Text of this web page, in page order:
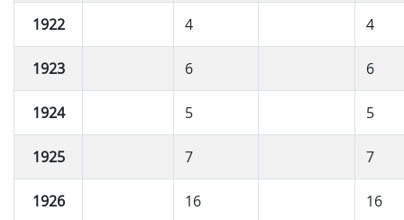
1922 4 4
1923 6 6
1924 5 5
1925 7 7
1926 16 16